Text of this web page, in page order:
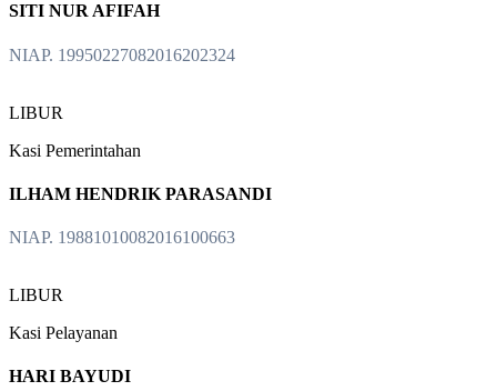
SITI NUR AFIFAH
NIAP. 19950227082016202324
LIBUR
Kasi Pemerintahan
ILHAM HENDRIK PARASANDI
NIAP. 19881010082016100663
LIBUR
Kasi Pelayanan
HARI BAYUDI